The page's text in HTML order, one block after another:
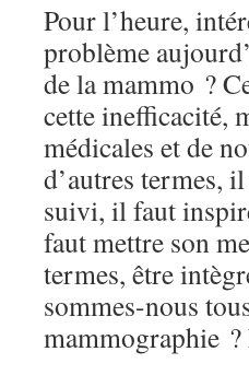
Pour l’heure,
problème
de la mammo ?
cette inefficacité,
médicales et de
d’autres termes,
suivi, il faut
faut mettre son
termes, être
sommes-nous
mammographie ?